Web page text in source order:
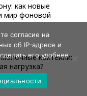
как новые
мир фоновой
коктейли:
нагрузка?
согласие на
об IP-адресе и
его удобнее